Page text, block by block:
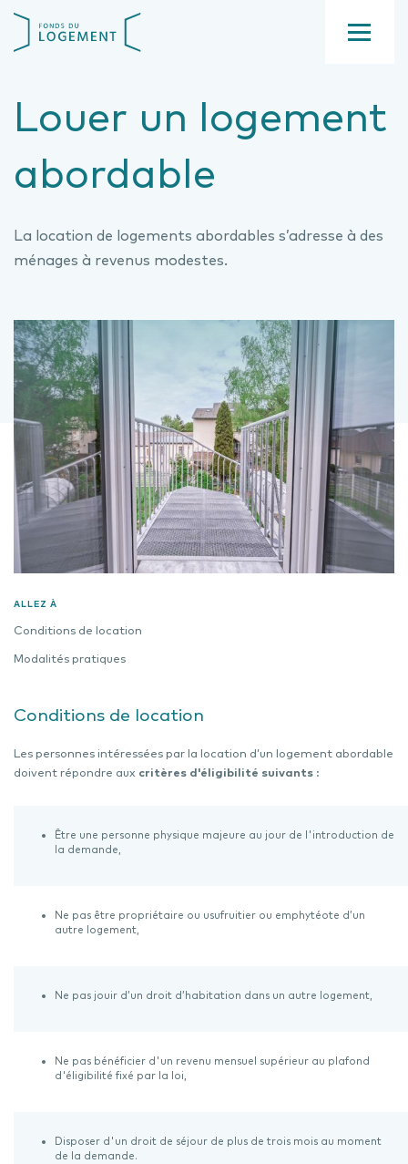
contenu
Louer un logement
abordable
La location de logements abordables s’adresse à des
ménages à revenus modestes.
ALLEZ À
Conditions de location
Modalités pratiques
Conditions de location
Les personnes intéressées par la location d’un logement abordable
doivent répondre aux critères d'éligibilité suivants :
Être une personne physique majeure au jour de l'introduction de
la demande,
Ne pas être propriétaire ou usufruitier ou emphytéote d’un
autre logement,
Ne pas jouir d’un droit d’habitation dans un autre logement,
Ne pas bénéficier d'un revenu mensuel supérieur au plafond
d'éligibilité fixé par la loi,
Disposer d'un droit de séjour de plus de trois mois au moment
de la demande.